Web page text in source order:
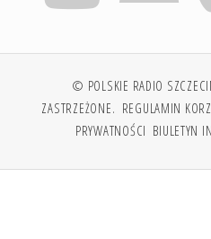
© POLSKIE RADIO
ZASTRZEŻONE. REGULAMIN
PRYWATNOŚCI BIULETYN